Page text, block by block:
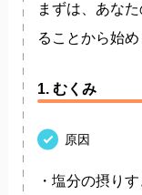
まずは、あな
ることから始め
1. むくみ
原因
・塩分の摂り